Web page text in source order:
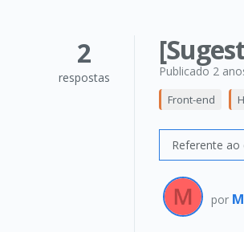
2
respostas Publicado 2
Front-end
Referente ao
por